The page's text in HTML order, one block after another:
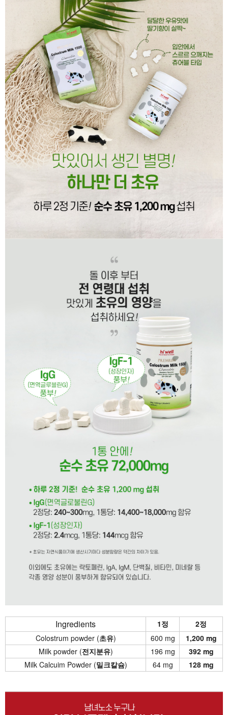
Ingredients 1정
2정
Colostrum powder (초유) 600 mg
1,200 mg
Milk powder (전지분유) 196 mg
392 mg
Milk Calcuim Powder (밀크칼슘) 64 mg 128 mg